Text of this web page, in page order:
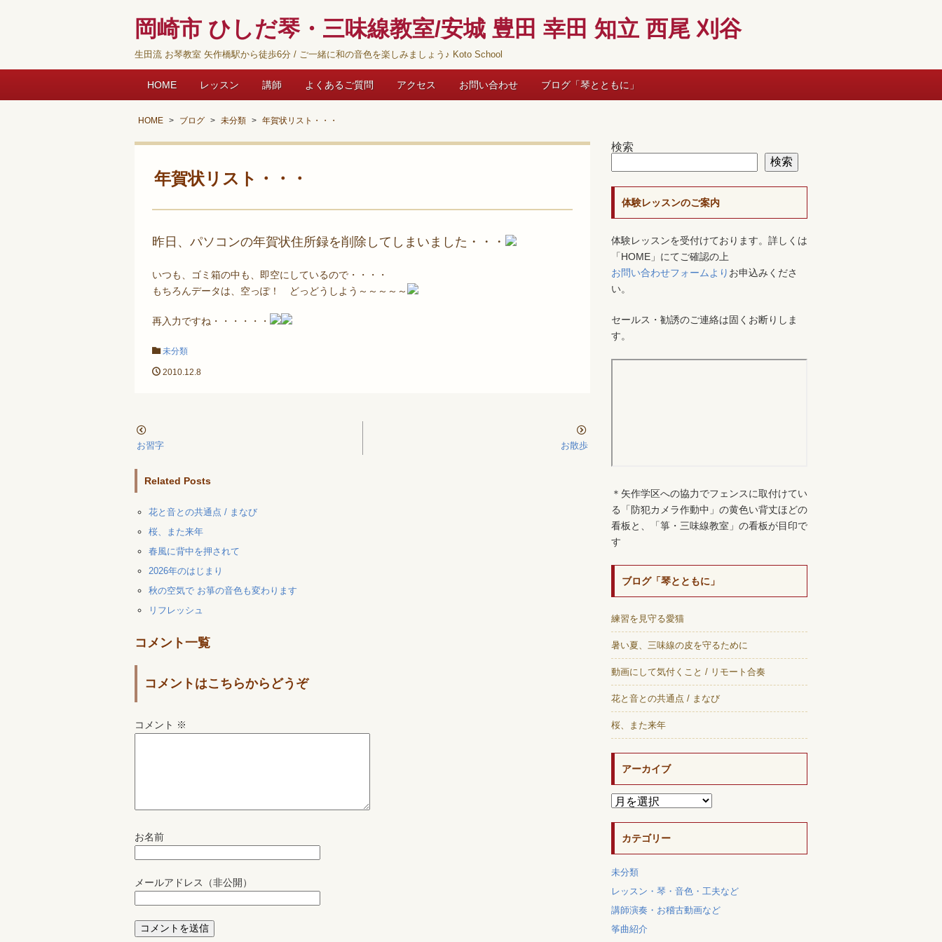
岡崎市 ひしだ琴・三味線教室/安城 豊田 幸田 知立 西尾 刈谷
生田流 お琴教室 矢作橋駅から徒歩6分 / ご一緒に和の音色を楽しみましょう♪ Koto School
HOME レッスン 講師 よくあるご質問 アクセス お問い合わせ ブログ「琴とともに」
HOME ブログ 未分類 年賀状リスト・・・
年賀状リスト・・・
昨日、パソコンの年賀状住所録を削除してしまいました・・・
いつも、ゴミ箱の中も、即空にしているので・・・・
もちろんデータは、空っぽ！ どっどうしよう～～～～～
再入力ですね・・・・・・
未分類
2010.12.8
お習字 お散歩
Related Posts
花と音との共通点 / まなび
桜、また来年
春風に背中を押されて
2026年のはじまり
秋の空気で お箏の音色も変わります
リフレッシュ
コメント一覧
コメントはこちらからどうぞ
コメント ※
お名前
メールアドレス（非公開）
検索
検索
体験レッスンのご案内
体験レッスンを受付けております。詳しくは
「HOME」にてご確認の上
お問い合わせフォームより お申込みくださ
い。
セールス・勧誘のご連絡は固くお断りしま
す。
＊矢作学区への協力でフェンスに取付けてい
る「防犯カメラ作動中」の黄色い背丈ほどの
看板と、「箏・三味線教室」の看板が目印で
す
ブログ「琴とともに」
練習を見守る愛猫
暑い夏、三味線の皮を守るために
動画にして気付くこと / リモート合奏
花と音との共通点 / まなび
桜、また来年
アーカイブ
カテゴリー
未分類
レッスン・琴・音色・工夫など
講師演奏・お稽古動画など
筝曲紹介